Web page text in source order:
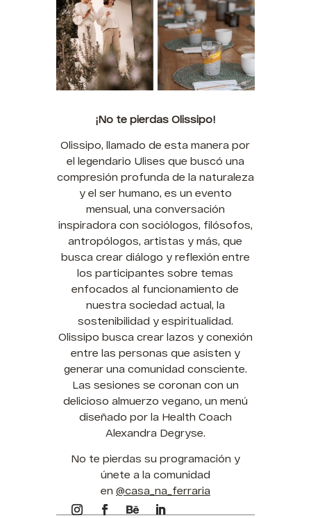
¡No te pierdas Olissipo!
Olissipo, llamado de esta manera por
el legendario Ulises que buscó una
compresión profunda de la naturaleza
y el ser humano, es un evento
mensual, una conversación
inspiradora con sociólogos, filósofos,
antropólogos, artistas y más, que
busca crear diálogo y reflexión entre
los participantes sobre temas
enfocados al funcionamiento de
nuestra sociedad actual, la
sostenibilidad y espiritualidad.
Olissipo busca crear lazos y conexión
entre las personas que asisten y
generar una comunidad consciente.
Las sesiones se coronan con un
delicioso almuerzo vegano, un menú
diseñado por la Health Coach
Alexandra Degryse.
No te pierdas su programación y
únete a la comunidad
en @casa_na_ferraria